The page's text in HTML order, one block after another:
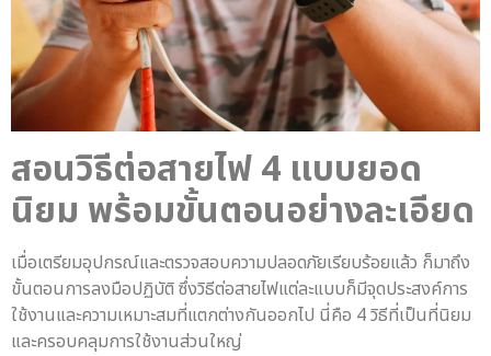
สอนวิธีต่อสายไฟ4 แบบยอด
นิยม พร้อมขั้นตอนอย่างละเอียด
เมื่อเตรียมอุปกรณ์และตรวจสอบความปลอดภัยเรียบร้อยแล้ว ก็มาถึง
ขั้นตอนการลงมือปฏิบัติ ซึ่งวิธีต่อสายไฟแต่ละแบบก็มีจุดประสงค์การ
ใช้งานและความเหมาะสมที่แตกต่างกันออกไป นี่คือ 4 วิธีที่เป็นที่นิยม
และครอบคลุมการใช้งานส่วนใหญ่